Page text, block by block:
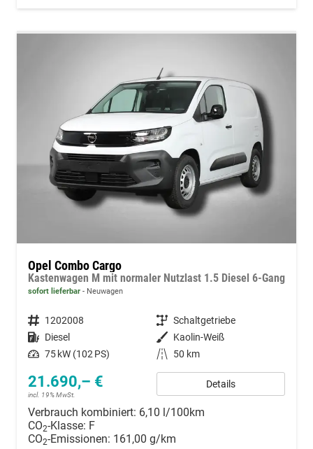
Opel Combo Cargo
Kastenwagen M mit normaler Nutzlast 1.5 Diesel 6-Gang
sofort lieferbar Neuwagen
Fahrzeugnummer 1202008 Getriebe Schaltgetriebe
Kraftstoff Diesel Außenfarbe Kaolin-Weiß
Leistung 75 kW (102 PS) Kilometerstand 50 km
21.690,– €
incl. 19% MwSt.
Details
Verbrauch kombiniert: 6,10 l/100km
CO2-Klasse: F
CO2-Emissionen: 161,00 g/km